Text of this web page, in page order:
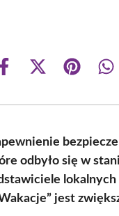
Share
Share
(Twitter)
Share
odbyło się w
jest